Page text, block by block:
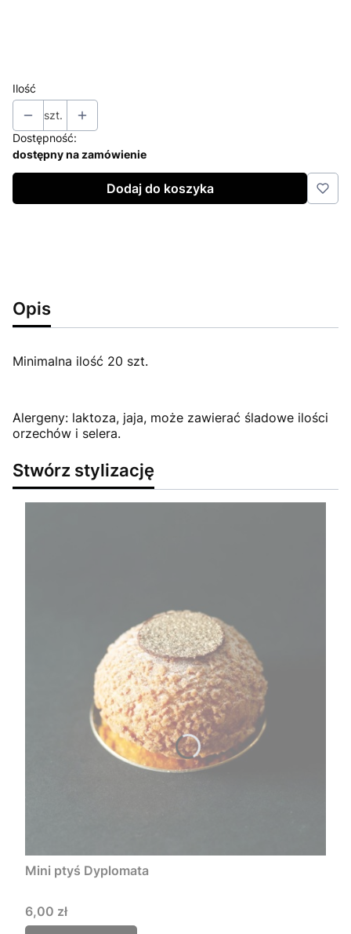
Ilość
szt.
Dostępność:
dostępny na zamówienie
Dodaj do koszyka
Opis
Minimalna ilość 20 szt.
Alergeny: laktoza, jaja, może zawierać śladowe ilości
orzechów i selera.
Stwórz stylizację
Mini ptyś Dyplomata
Cena
6,00 zł